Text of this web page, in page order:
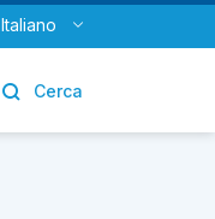
Italiano
Cerca